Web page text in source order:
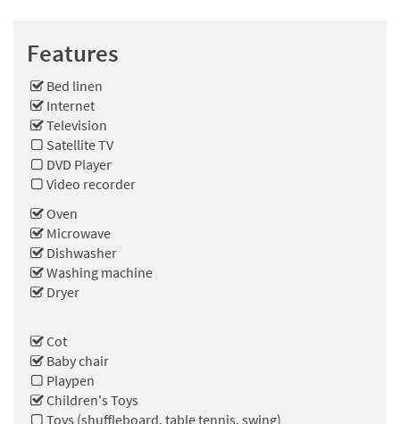
Features
Bed linen
Internet
Television
Satellite TV
DVD Player
Video recorder
Oven
Microwave
Dishwasher
Washing machine
Dryer
Cot
Baby chair
Playpen
Children's Toys
Toys (shuffleboard, table tennis, swing)